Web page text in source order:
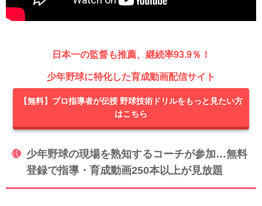
日本一の監督も推薦、継続率93.9％！
少年野球に特化した育成動画配信サイト
【無料】プロ指導者が伝授 野球技術ドリルをもっと見たい方
はこちら
少年野球の現場を熟知するコーチが参加…無料
登録で指導・育成動画250本以上が見放題